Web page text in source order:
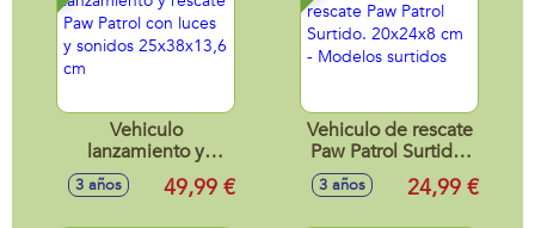
Vehiculo
lanzamiento y
rescate Paw Patrol
con luces y sonidos
3 años 49,99 €
Vehiculo de rescate
Paw Patrol Surtido.
20x24x8 cm -
Modelos surtidos
3 años 24,99 €